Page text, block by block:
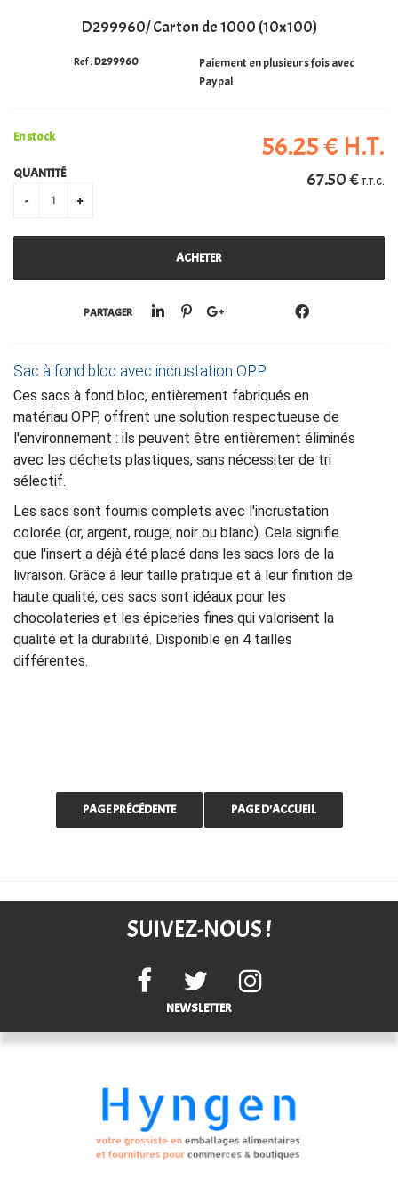
PERSONALISATIOND299960/ Carton de 1000 (10x100)
Paiement en plusieurs fois avec
Paypal
D299960
56.25€ H.T.
67.50€T.T.C.
En stock
QUANTITÉ
PARTAGER
Sac à fond bloc avec incrustation OPP
Ces sacs à fond bloc, entièrement fabriqués en
matériau OPP, offrent une solution respectueuse de
l'environnement : ils peuvent être entièrement éliminés
avec les déchets plastiques, sans nécessiter de tri
sélectif.
Les sacs sont fournis complets avec l'incrustation
colorée (or, argent, rouge, noir ou blanc). Cela signifie
que l'insert a déjà été placé dans les sacs lors de la
livraison. Grâce à leur taille pratique et à leur finition de
haute qualité, ces sacs sont idéaux pour les
chocolateries et les épiceries fines qui valorisent la
qualité et la durabilité. Disponible en 4 tailles
différentes.
SUIVEZ-NOUS !
NEWSLETTER